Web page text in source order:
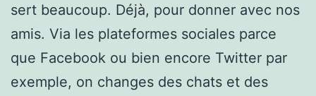
sert beaucoup. Déjà, pour donner avec nos
amis. Via les plateformes sociales parce
que Facebook ou bien encore Twitter par
exemple, on changes des chats et des